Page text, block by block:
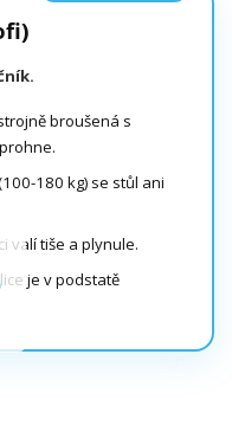
broušená s
180 kg) se stůl ani
valí tiše a plynule.
je v podstatě